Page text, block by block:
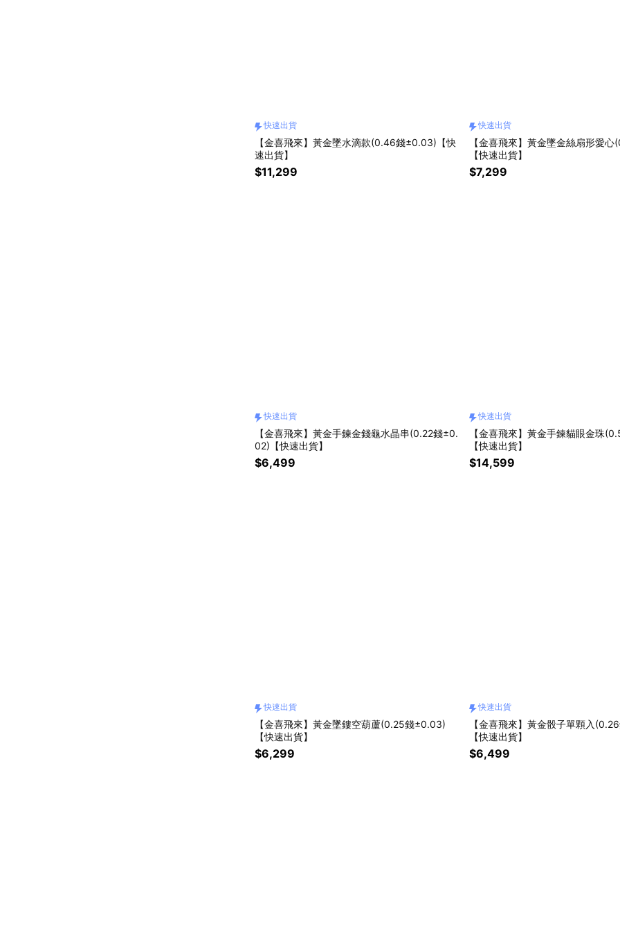
快速出貨
【金喜飛來】黃金墜水滴款(0.46錢±0.03)【快
速出貨】
$11,299
快速出貨
【金喜飛來】黃金墜金絲扇形愛
【快速出貨】
$7,299
快速出貨
【金喜飛來】黃金手鍊金錢龜水晶串(0.22錢±0.
02)【快速出貨】
$6,499
快速出貨
【金喜飛來】黃金手鍊貓眼金珠
【快速出貨】
$14,599
快速出貨
【金喜飛來】黃金墜鏤空葫蘆(0.25錢±0.03)
【快速出貨】
$6,299
快速出貨
【金喜飛來】黃金骰子單顆入
【快速出貨】
$6,499